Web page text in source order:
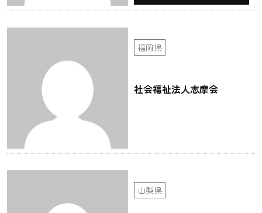
福岡県
社会福祉法人志摩会
山梨県